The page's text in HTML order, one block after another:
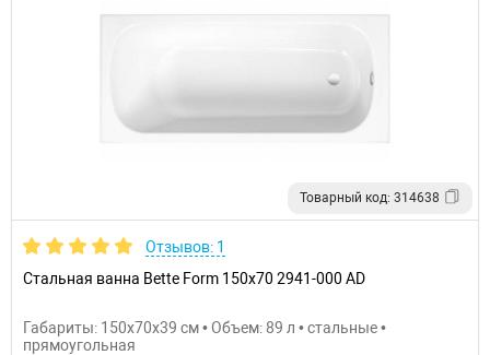
Товарный код: 314638
Отзывов: 1
Стальная ванна Bette Form 150х70 2941-000 AD
Габариты: 150x70x39 см • Объем: 89 л • стальные •
прямоугольная